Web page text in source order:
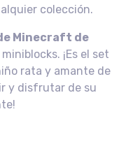
colección.
Minecraft de
¡Es el set
rata y amante de
y disfrutar de su